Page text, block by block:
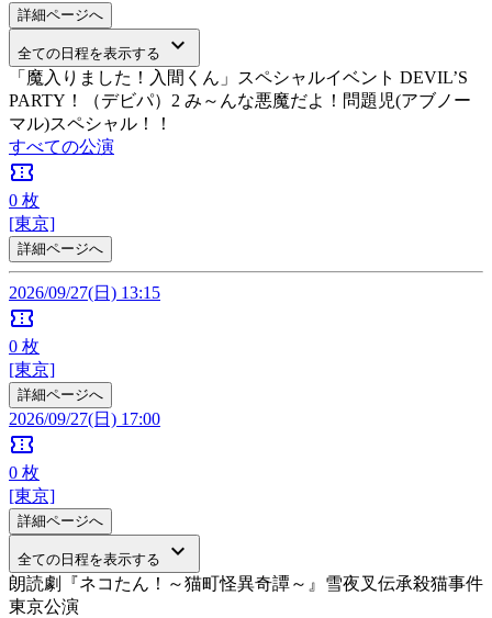
詳細ページへ
全ての日程を表示する keyboard_arrow_down
「魔入りました！入間くん」スペシャルイベント DEVIL’S
PARTY！（デビパ）2 み～んな悪魔だよ！問題児(アブノー
マル)スペシャル！！
すべての公演
confirmation_number
0 枚
[東京]
詳細ページへ
2026/09/27(日) 13:15
confirmation_number
0 枚
[東京]
詳細ページへ
2026/09/27(日) 17:00
confirmation_number
0 枚
[東京]
詳細ページへ
全ての日程を表示する keyboard_arrow_down
朗読劇『ネコたん！～猫町怪異奇譚～』雪夜叉伝承殺猫事件
東京公演